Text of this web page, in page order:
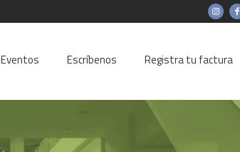
Eventos Escríbenos Registra tu factura